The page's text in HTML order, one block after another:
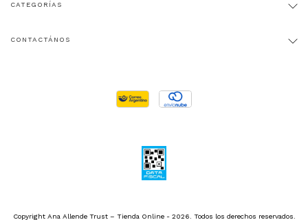
CATEGORÍAS
CONTACTÁNOS
Copyright Ana Allende Trust – Tienda Online - 2026. Todos los derechos reservados.